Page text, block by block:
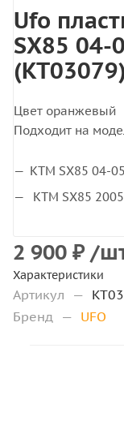
Ufo
SX85
(KT03079)
Цвет оранжевый
Подходит на
KTM SX85 04-
KTM SX85
2 900 ₽ /
Характеристики
Артикул —
Бренд — UFO